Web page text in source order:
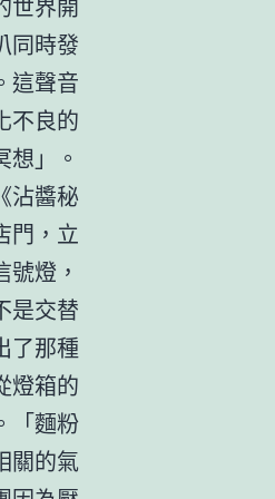
同時發
聲音
不良的
」。
沾醬秘
門，立
燈，
是交替
了那種
燈箱的
「麵粉
關的氣